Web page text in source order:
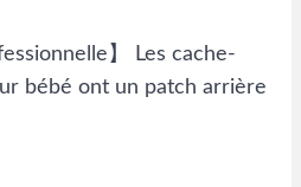
】 Les cache-
bébé ont un patch arrière